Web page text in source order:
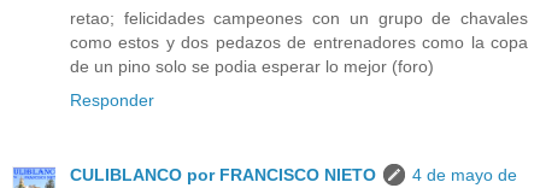
retao; felicidades campeones con un grupo de chavales
como estos y dos pedazos de entrenadores como la copa
de un pino solo se podia esperar lo mejor (foro)
Responder
CULIBLANCO por FRANCISCO NIETO
4 de mayo de